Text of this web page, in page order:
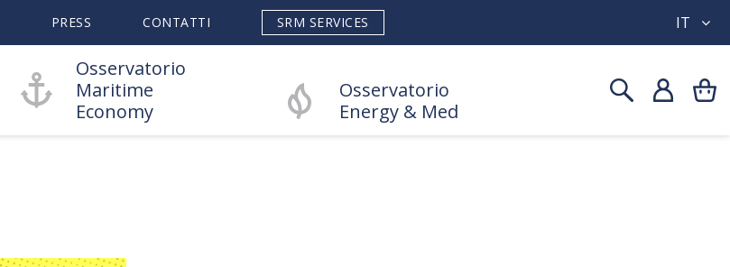
PRESS CONTATTI SRM SERVICES IT
Osservatorio
Maritime
Economy
Osservatorio
Energy & Med